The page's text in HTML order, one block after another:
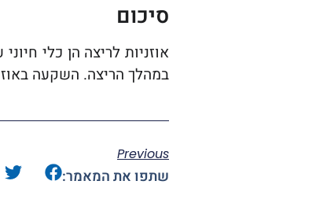
סיכום
אוזניות לריצה הן כלי
במהלך הריצה. השקעה
Previous
שתפו את המאמר: